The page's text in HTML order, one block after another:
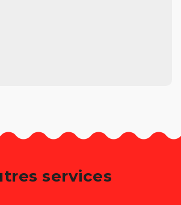
services